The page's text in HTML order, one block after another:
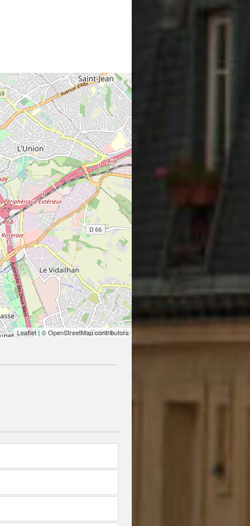
Leaflet | © OpenStreetMap contributors